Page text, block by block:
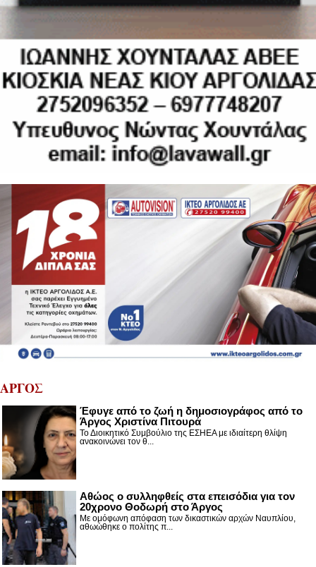
ΑΡΓΟΣ
Έφυγε από το ζωή η δημοσιογράφος από το
Άργος Χριστίνα Πιτουρά
Το Διοικητικό Συμβούλιο της ΕΣΗΕΑ με ιδιαίτερη θλίψη
ανακοινώνει τον θ...
Αθώος ο συλληφθείς στα επεισόδια για τον
20χρονο Θοδωρή στο Άργος
Με ομόφωνη απόφαση των δικαστικών αρχών Ναυπλίου,
αθωώθηκε ο πολίτης π...